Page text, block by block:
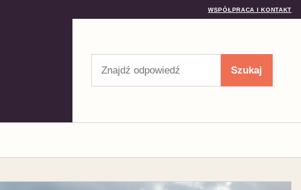
WSPÓŁPRACA I KONTAKT
Szukaj